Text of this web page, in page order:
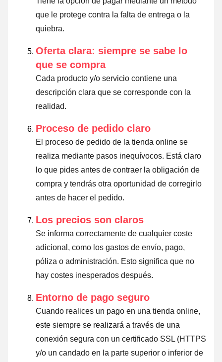
que le protege contra la falta de entrega o la
quiebra.
Oferta clara: siempre se sabe lo
que se compra
Cada producto y/o servicio contiene una
descripción clara que se corresponde con la
realidad.
Proceso de pedido claro
El proceso de pedido de la tienda online se
realiza mediante pasos inequívocos. Está claro
lo que pides antes de contraer la obligación de
compra y tendrás otra oportunidad de corregirlo
antes de hacer el pedido.
Los precios son claros
Se informa correctamente de cualquier coste
adicional, como los gastos de envío, pago,
póliza o administración. Esto significa que no
hay costes inesperados después.
Entorno de pago seguro
Cuando realices un pago en una tienda online,
este siempre se realizará a través de una
conexión segura con un certificado SSL (HTTPS
y/o un candado en la parte superior o inferior de